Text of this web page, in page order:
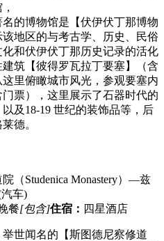
的博物馆是【伏伊伏丁那博物
地区的与考古学、历史、民俗
和伏伊伏丁那历史记录的活化
筑【彼得罗瓦拉丁要塞】（含
里俯瞰城市风光，参观要塞内
票），这里展示了石器时代的
及18-19 世纪的装饰品等，后
德。
（Studenica Monastery）—兹
车)
餐[包含]住宿： 四星酒店
世闻名的【斯图德尼察修道